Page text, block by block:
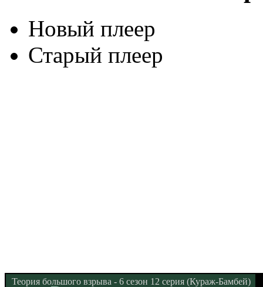
Новый плеер
Старый плеер
Теория большого взрыва - 6 сезон 12 серия (Кураж-Бамбей)